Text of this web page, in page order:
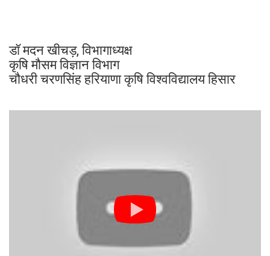
डॉ मदन खीचड़, विभागाध्यक्ष
कृषि मौसम विज्ञान विभाग
चौधरी चरणसिंह हरियाणा कृषि विश्वविद्यालय हिसार